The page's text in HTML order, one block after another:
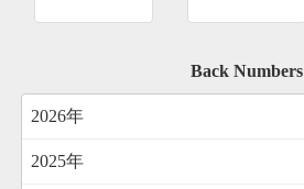
Back Numbers
2026年
2025年